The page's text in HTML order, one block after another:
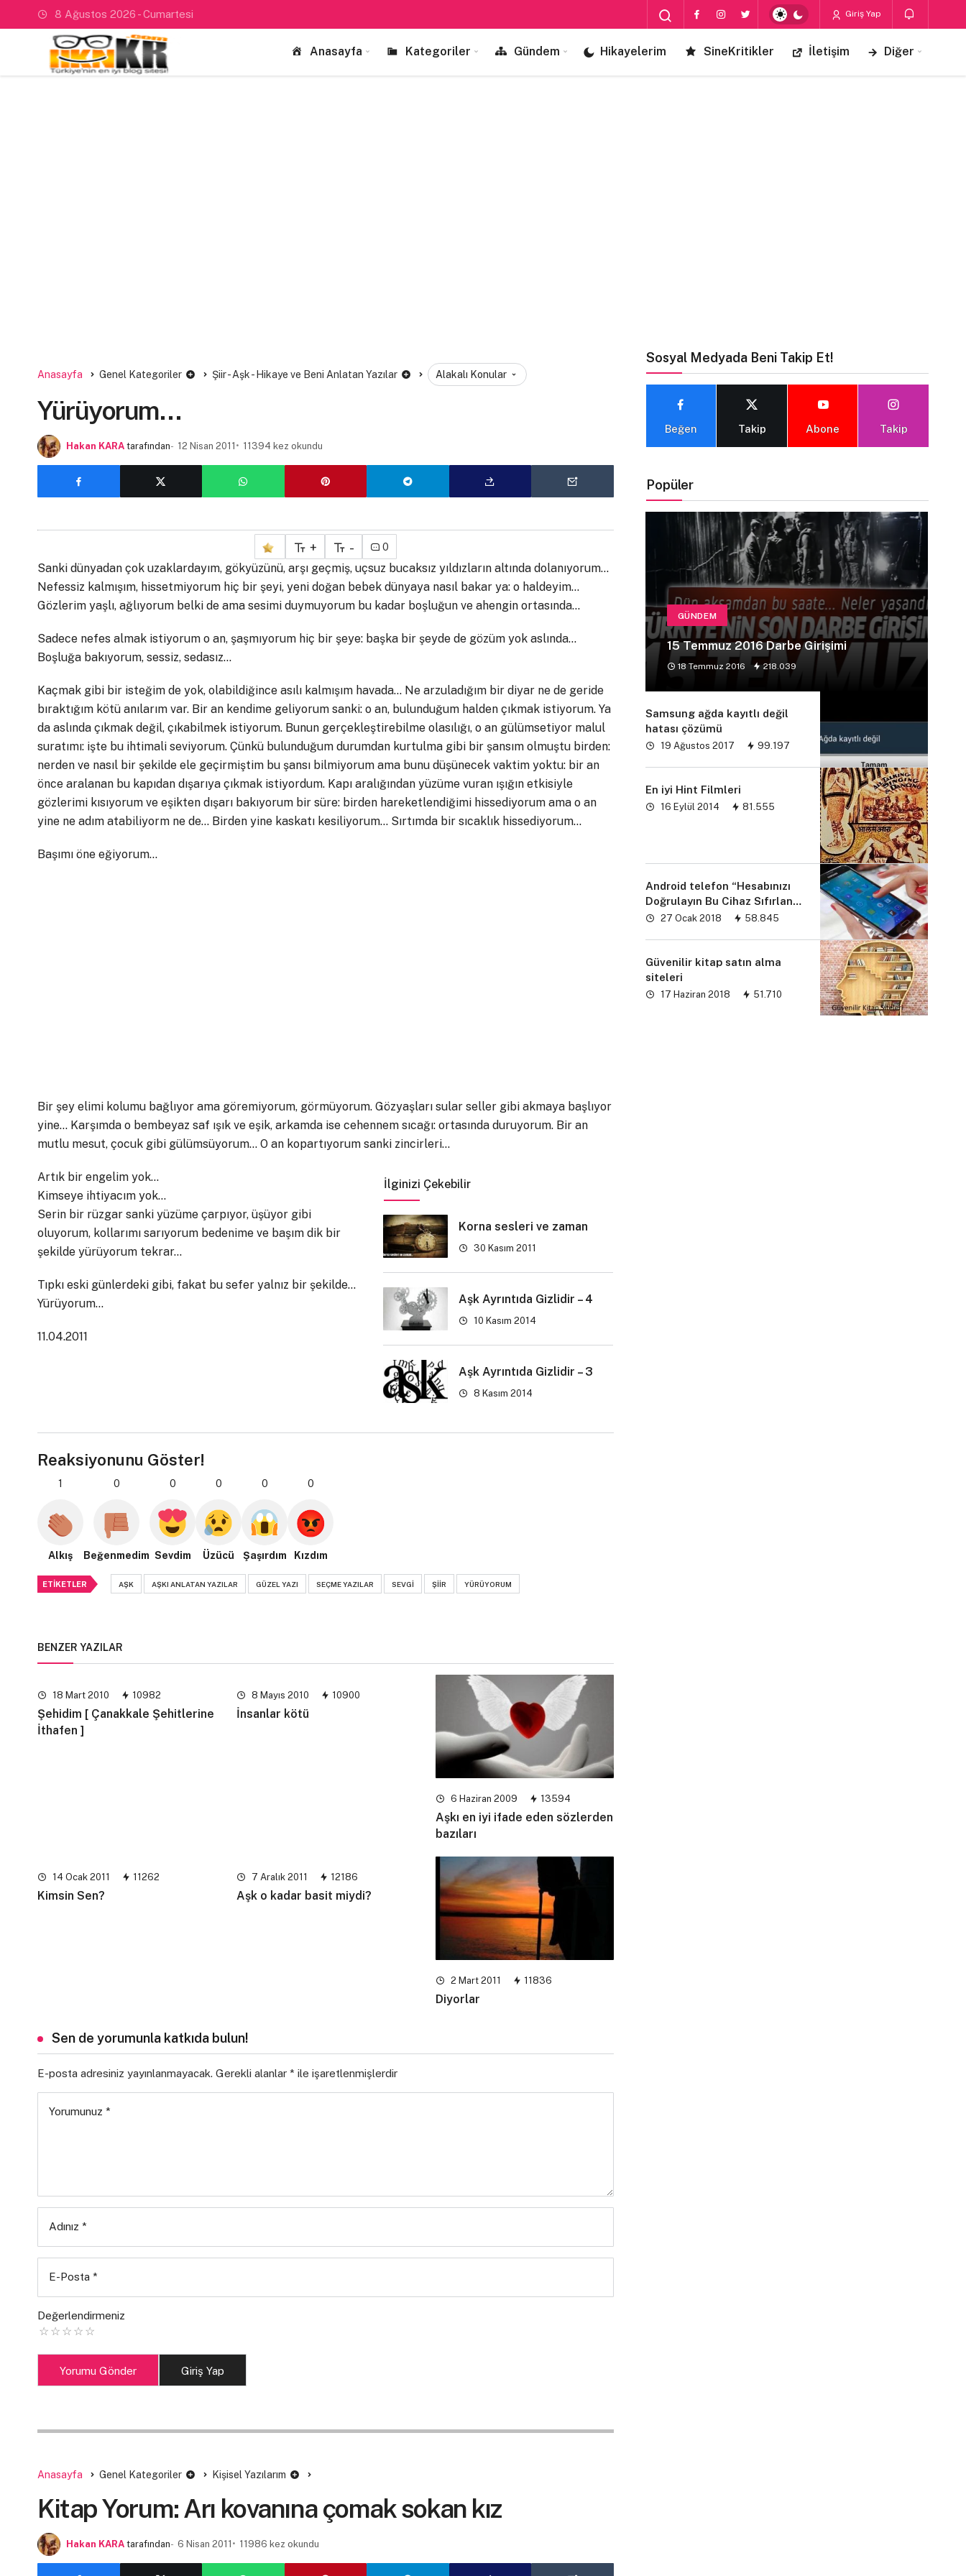
8 Ağustos 2026 - Cumartesi Giriş Yap
Anasayfa Kategoriler Gündem Hikayelerim SineKritikler İletişim Diğer
Anasayfa Genel Kategoriler Şiir - Aşk - Hikaye ve Beni Anlatan Yazılar Alakalı Konular
Yürüyorum…
Hakan KARA tarafından 12 Nisan 2011 11394 kez okundu
+ - 0
Sanki dünyadan çok uzaklardayım, gökyüzünü, arşı geçmiş, uçsuz bucaksız yıldızların altında dolanıyorum…
Nefessiz kalmışım, hissetmiyorum hiç bir şeyi, yeni doğan bebek dünyaya nasıl bakar ya: o haldeyim…
Gözlerim yaşlı, ağlıyorum belki de ama sesimi duymuyorum bu kadar boşluğun ve ahengin ortasında…
Sadece nefes almak istiyorum o an, şaşmıyorum hiç bir şeye: başka bir şeyde de gözüm yok aslında…
Boşluğa bakıyorum, sessiz, sedasız…
Kaçmak gibi bir isteğim de yok, olabildiğince asılı kalmışım havada… Ne arzuladığım bir diyar ne de geride
bıraktığım kötü anılarım var. Bir an kendime geliyorum sanki: o an, bulunduğum halden çıkmak istiyorum. Ya
da aslında çıkmak değil, çıkabilmek istiyorum. Bunun gerçekleştirebilme olasılığı, o an gülümsetiyor malul
suratımı: işte bu ihtimali seviyorum. Çünkü bulunduğum durumdan kurtulma gibi bir şansım olmuştu birden:
nerden ve nasıl bir şekilde ele geçirmiştim bu şansı bilmiyorum ama bunu düşünecek vaktim yoktu: bir an
önce aralanan bu kapıdan dışarıya çıkmak istiyordum. Kapı aralığından yüzüme vuran ışığın etkisiyle
gözlerimi kısıyorum ve eşikten dışarı bakıyorum bir süre: birden hareketlendiğimi hissediyorum ama o an
yine ne adım atabiliyorm ne de… Birden yine kaskatı kesiliyorum… Sırtımda bir sıcaklık hissediyorum…
Başımı öne eğiyorum…
Bir şey elimi kolumu bağlıyor ama göremiyorum, görmüyorum. Gözyaşları sular seller gibi akmaya başlıyor
yine… Karşımda o bembeyaz saf ışık ve eşik, arkamda ise cehennem sıcağı: ortasında duruyorum. Bir an
mutlu mesut, çocuk gibi gülümsüyorum… O an kopartıyorum sanki zincirleri…
İlginizi Çekebilir
Korna sesleri ve zaman
30 Kasım 2011
Aşk Ayrıntıda Gizlidir – 4
10 Kasım 2014
Aşk Ayrıntıda Gizlidir – 3
8 Kasım 2014
Artık bir engelim yok…
Kimseye ihtiyacım yok…
Serin bir rüzgar sanki yüzüme çarpıyor, üşüyor gibi
oluyorum, kollarımı sarıyorum bedenime ve başım dik bir
şekilde yürüyorum tekrar…
Tıpkı eski günlerdeki gibi, fakat bu sefer yalnız bir şekilde…
Yürüyorum…
11.04.2011
Reaksiyonunu Göster!
1
Alkış
0
Beğenmedim
0
Sevdim
0
Üzücü
0
Şaşırdım
0
Kızdım
ETIKETLER AŞK AŞKI ANLATAN YAZILAR GÜZEL YAZI SEÇME YAZILAR SEVGI ŞIIR YÜRÜYORUM
BENZER YAZILAR
18 Mart 2010 10982
Şehidim [ Çanakkale Şehitlerine
İthafen ]
8 Mayıs 2010 10900
İnsanlar kötü
6 Haziran 2009 13594
Aşkı en iyi ifade eden sözlerden
bazıları
14 Ocak 2011 11262
Kimsin Sen?
7 Aralık 2011 12186
Aşk o kadar basit miydi?
2 Mart 2011 11836
Diyorlar
Sen de yorumunla katkıda bulun!
E-posta adresiniz yayınlanmayacak. Gerekli alanlar * ile işaretlenmişlerdir
Yorumunuz *
Adınız *
E-Posta *
Değerlendirmeniz
Yorumu Gönder Giriş Yap
Anasayfa Genel Kategoriler Kişisel Yazılarım
Kitap Yorum: Arı kovanına çomak sokan kız
Hakan KARA tarafından 6 Nisan 2011 11986 kez okundu
Sosyal Medyada Beni Takip Et!
Beğen Takip Abone Takip
Popüler
GÜNDEM
15 Temmuz 2016 Darbe Girişimi
18 Temmuz 2016 218.039
Samsung ağda kayıtlı değil
hatası çözümü
19 Ağustos 2017 99.197
En iyi Hint Filmleri
16 Eylül 2014 81.555
Android telefon “Hesabınızı
Doğrulayın Bu Cihaz Sıfırlandı
sorunu” çözümü
27 Ocak 2018 58.845
Güvenilir kitap satın alma
siteleri
17 Haziran 2018 51.710